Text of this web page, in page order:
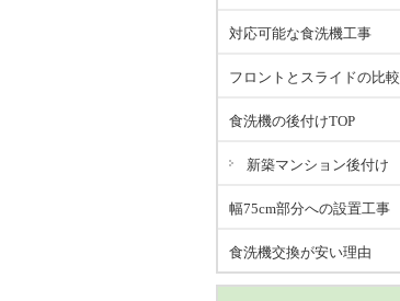
対応可能な食洗機工事
フロントとスライドの比較
食洗機の後付けTOP
新築マンション後付け
幅75cm部分への設置工事
食洗機交換が安い理由